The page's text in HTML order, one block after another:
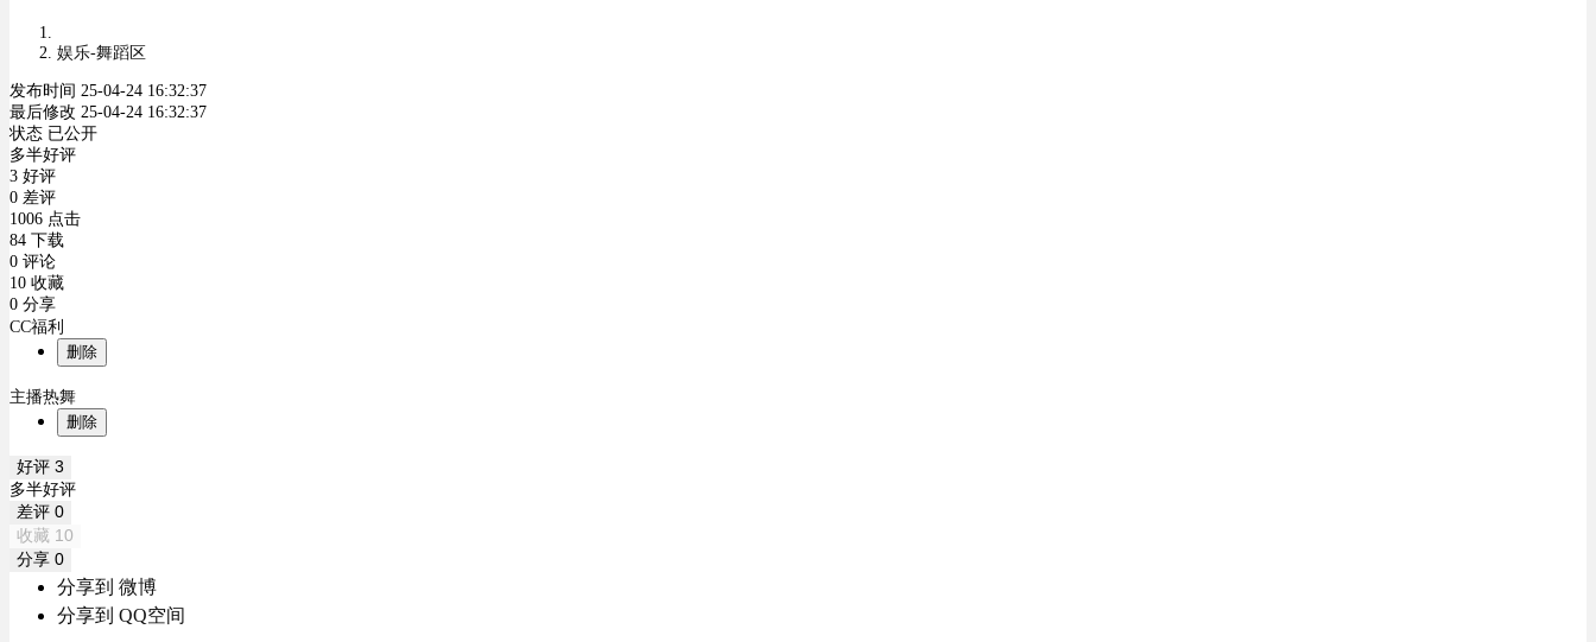
娱乐-舞蹈区
发布时间 25-04-24 16:32:37
最后修改 25-04-24 16:32:37
状态 已公开
多半好评
3 好评
0 差评
1006 点击
84 下载
0 评论
10 收藏
0 分享
CC福利
删除
主播热舞
删除
好评 3
多半好评
差评 0
收藏 10
分享 0
分享到 微博
分享到 QQ空间